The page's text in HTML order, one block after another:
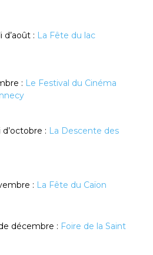
d’août : La Fête du lac
: Le Festival du Cinéma
: La Descente des
: La Fête du Caïon
décembre : Foire de la Saint